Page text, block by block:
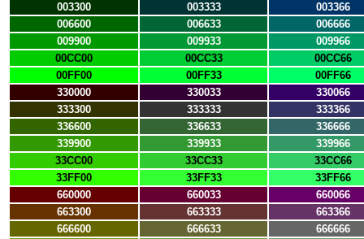
003300
003333
003366
006600
006633
006666
009900
009933
009966
00CC00
00CC33
00CC66
00FF00
00FF33
00FF66
330000
330033
330066
333300
333333
333366
336600
336633
336666
339900
339933
339966
33CC00
33CC33
33CC66
33FF00
33FF33
33FF66
660000
660033
660066
663300
663333
663366
666600
666633
666666